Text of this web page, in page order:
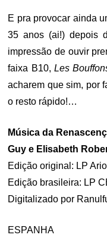
E pra provocar ainda
35 anos (ai!) depois
impressão de ouvir
faixa B10, Les
acharem que sim, por
o resto rápido!…
Música da
Guy e Elisabeth
Edição original: LP
Edição brasileira: LP
Digitalizado por
ESPANHA